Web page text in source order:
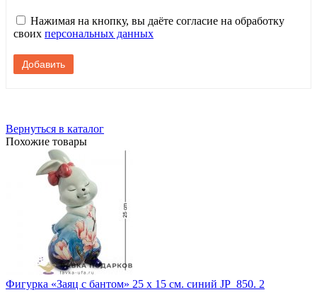
Нажимая на кнопку, вы даёте согласие на обработку
своих персональных данных
Вернуться в каталог
Похожие товары
Фигурка «Заяц с бантом» 25 х 15 см. синий JP_850. 2